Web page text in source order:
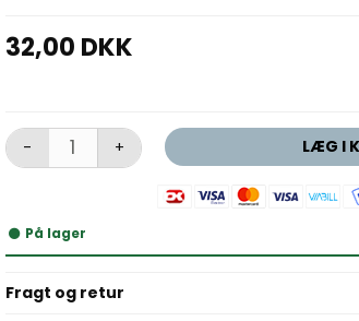
32,00 DKK
- + LÆG I
På lager
Fragt og retur